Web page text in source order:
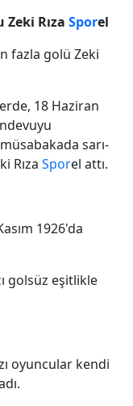
Zeki Rıza Sporel
fazla golü Zeki
18 Haziran
sarı-
Rıza Sporel attı.
1926'da
ı golsüz eşitlikle
oyuncular kendi